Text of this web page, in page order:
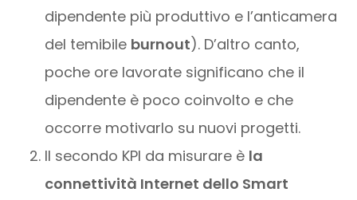
dipendente più produttivo e l’anticamera
del temibile burnout). D’altro canto,
poche ore lavorate significano che il
dipendente è poco coinvolto e che
occorre motivarlo su nuovi progetti.
Il secondo KPI da misurare è la
connettività Internet dello Smart